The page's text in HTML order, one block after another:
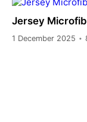
Jersey
1 December 2025 •